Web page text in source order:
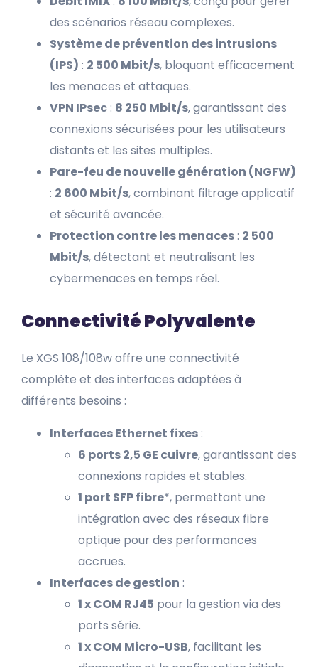
des scénarios réseau complexes.
Système de prévention des intrusions
(IPS) : 2 500 Mbit/s, bloquant efficacement
les menaces et attaques.
VPN IPsec : 8 250 Mbit/s, garantissant des
connexions sécurisées pour les utilisateurs
distants et les sites multiples.
Pare-feu de nouvelle génération (NGFW)
: 2 600 Mbit/s, combinant filtrage applicatif
et sécurité avancée.
Protection contre les menaces : 2 500
Mbit/s, détectant et neutralisant les
cybermenaces en temps réel.
Connectivité Polyvalente
Le XGS 108/108w offre une connectivité
complète et des interfaces adaptées à
différents besoins :
Interfaces Ethernet fixes :
6 ports 2,5 GE cuivre, garantissant des
connexions rapides et stables.
1 port SFP fibre*, permettant une
intégration avec des réseaux fibre
optique pour des performances
accrues.
Interfaces de gestion :
1 x COM RJ45 pour la gestion via des
ports série.
1 x COM Micro-USB, facilitant les